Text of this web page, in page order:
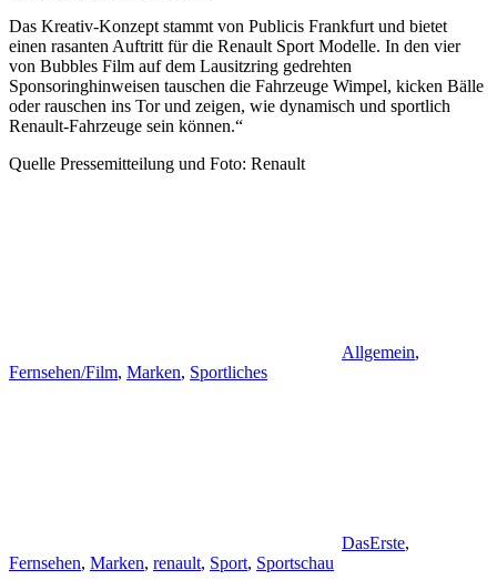
Das Kreativ-Konzept stammt von Publicis Frankfurt und bietet
einen rasanten Auftritt für die Renault Sport Modelle. In den vier
von Bubbles Film auf dem Lausitzring gedrehten
Sponsoringhinweisen tauschen die Fahrzeuge Wimpel, kicken Bälle
oder rauschen ins Tor und zeigen, wie dynamisch und sportlich
Renault-Fahrzeuge sein können.“
Quelle Pressemitteilung und Foto: Renault
Allgemein,
Fernsehen/Film, Marken, Sportliches
DasErste,
Fernsehen, Marken, renault, Sport, Sportschau